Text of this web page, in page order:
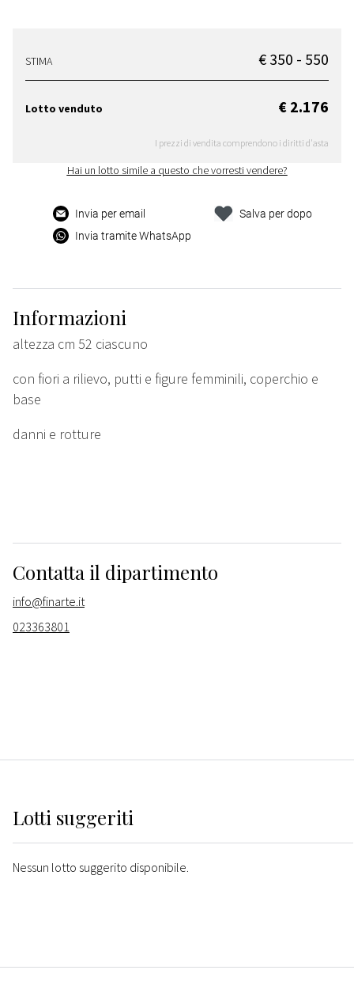
STIMA € 350 - 550
Lotto venduto € 2.176
I prezzi di vendita comprendono i diritti d'asta
Hai un lotto simile a questo che vorresti vendere?
Invia per email
Invia tramite WhatsApp
Salva per dopo
Informazioni
altezza cm 52 ciascuno
con fiori a rilievo, putti e figure femminili, coperchio e
base
danni e rotture
Contatta il dipartimento
info@finarte.it
023363801
Lotti suggeriti
Nessun lotto suggerito disponibile.